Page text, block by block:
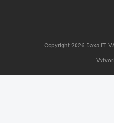
Copyright 2026 Daxa IT.